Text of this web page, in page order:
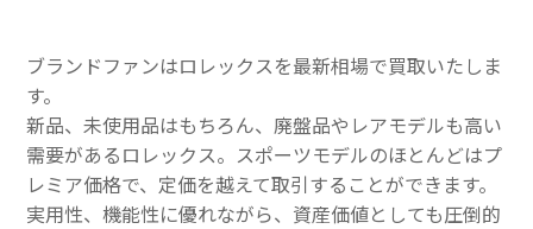
ブランドファンはロレックスを最新相場で買取いたしま
す。
新品、未使用品はもちろん、廃盤品やレアモデルも高い
需要があるロレックス。スポーツモデルのほとんどはプ
レミア価格で、定価を越えて取引することができます。
実用性、機能性に優れながら、資産価値としても圧倒的